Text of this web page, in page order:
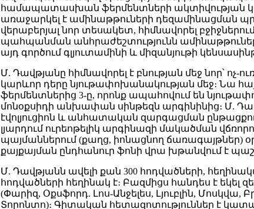
համապատասխան ֆերմենտների ակտիվության
առաջարկել է ամինաթթուների դեզամինացման
վերաբերյալ նոր տեսակետ, հիմնավորել
պահպանման անհրաժեշտությունն
այդ գործում գլյուտամինի և միզանյութի
Մ. Դավթյանը հիմնավորել է բնության մեջ նոր՝ ոչ-
կարևոր դերը նյութափոխանակության մեջ։ Նա
ֆերմենտներից 3-ը, որոնք ապահովում են
մոնօքսիդի անխափան սինթեզն արգինինից։ Մ.
էվոլյուցիոն և անհատական զարգացման
լյարդում ուրեոթելիկ արգինազի մակածման
պայմաններում (քաղց, իոնացնող ճառագայթներ)
քայքայման ընդհանուր ֆոնի վրա խթանվում է
Մ. Դավթյանն ավելի քան 300 հոդվածների,
հոդվածների հեղինակ է։ Բազմիցս հանդես է եկել
(Փարիզ, Օքսֆորդ. Լոս-Անջելես, Լյուբլին,
Տորոնտո)։ Գիտական հետազոտություններ է